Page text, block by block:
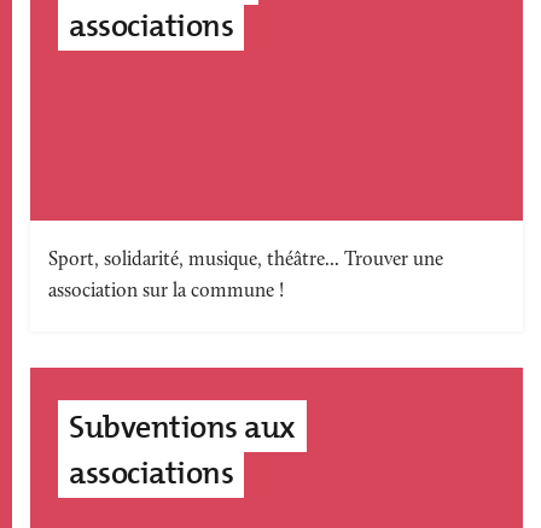
associations
Texte
accroche
Sport, solidarité, musique, théâtre... Trouver une
association sur la commune !
Subventions aux
associations